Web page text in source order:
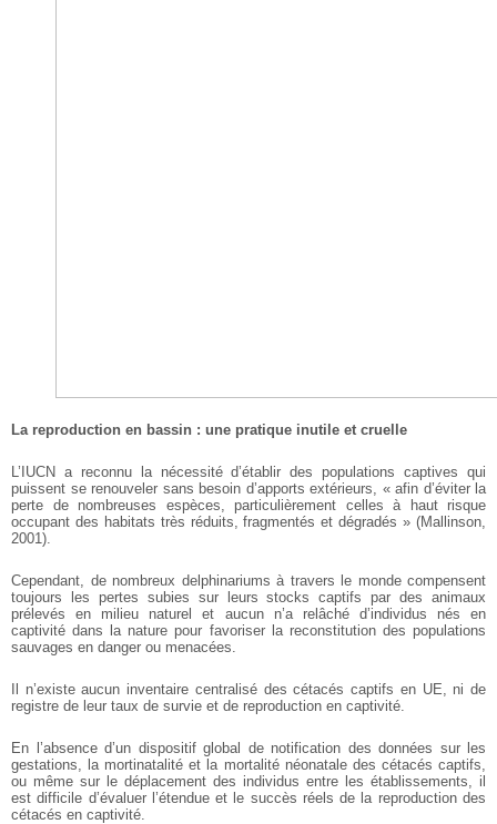
La reproduction en bassin : une pratique inutile et cruelle
L’IUCN a reconnu la nécessité d’établir des populations captives qui
puissent se renouveler sans besoin d’apports extérieurs, « afin d’éviter la
perte de nombreuses espèces, particulièrement celles à haut risque
occupant des habitats très réduits, fragmentés et dégradés » (Mallinson,
2001).
Cependant, de nombreux delphinariums à travers le monde compensent
toujours les pertes subies sur leurs stocks captifs par des animaux
prélevés en milieu naturel et aucun n’a relâché d’individus nés en
captivité dans la nature pour favoriser la reconstitution des populations
sauvages en danger ou menacées.
Il n’existe aucun inventaire centralisé des cétacés captifs en UE, ni de
registre de leur taux de survie et de reproduction en captivité.
En l’absence d’un dispositif global de notification des données sur les
gestations, la mortinatalité et la mortalité néonatale des cétacés captifs,
ou même sur le déplacement des individus entre les établissements, il
est difficile d’évaluer l’étendue et le succès réels de la reproduction des
cétacés en captivité.